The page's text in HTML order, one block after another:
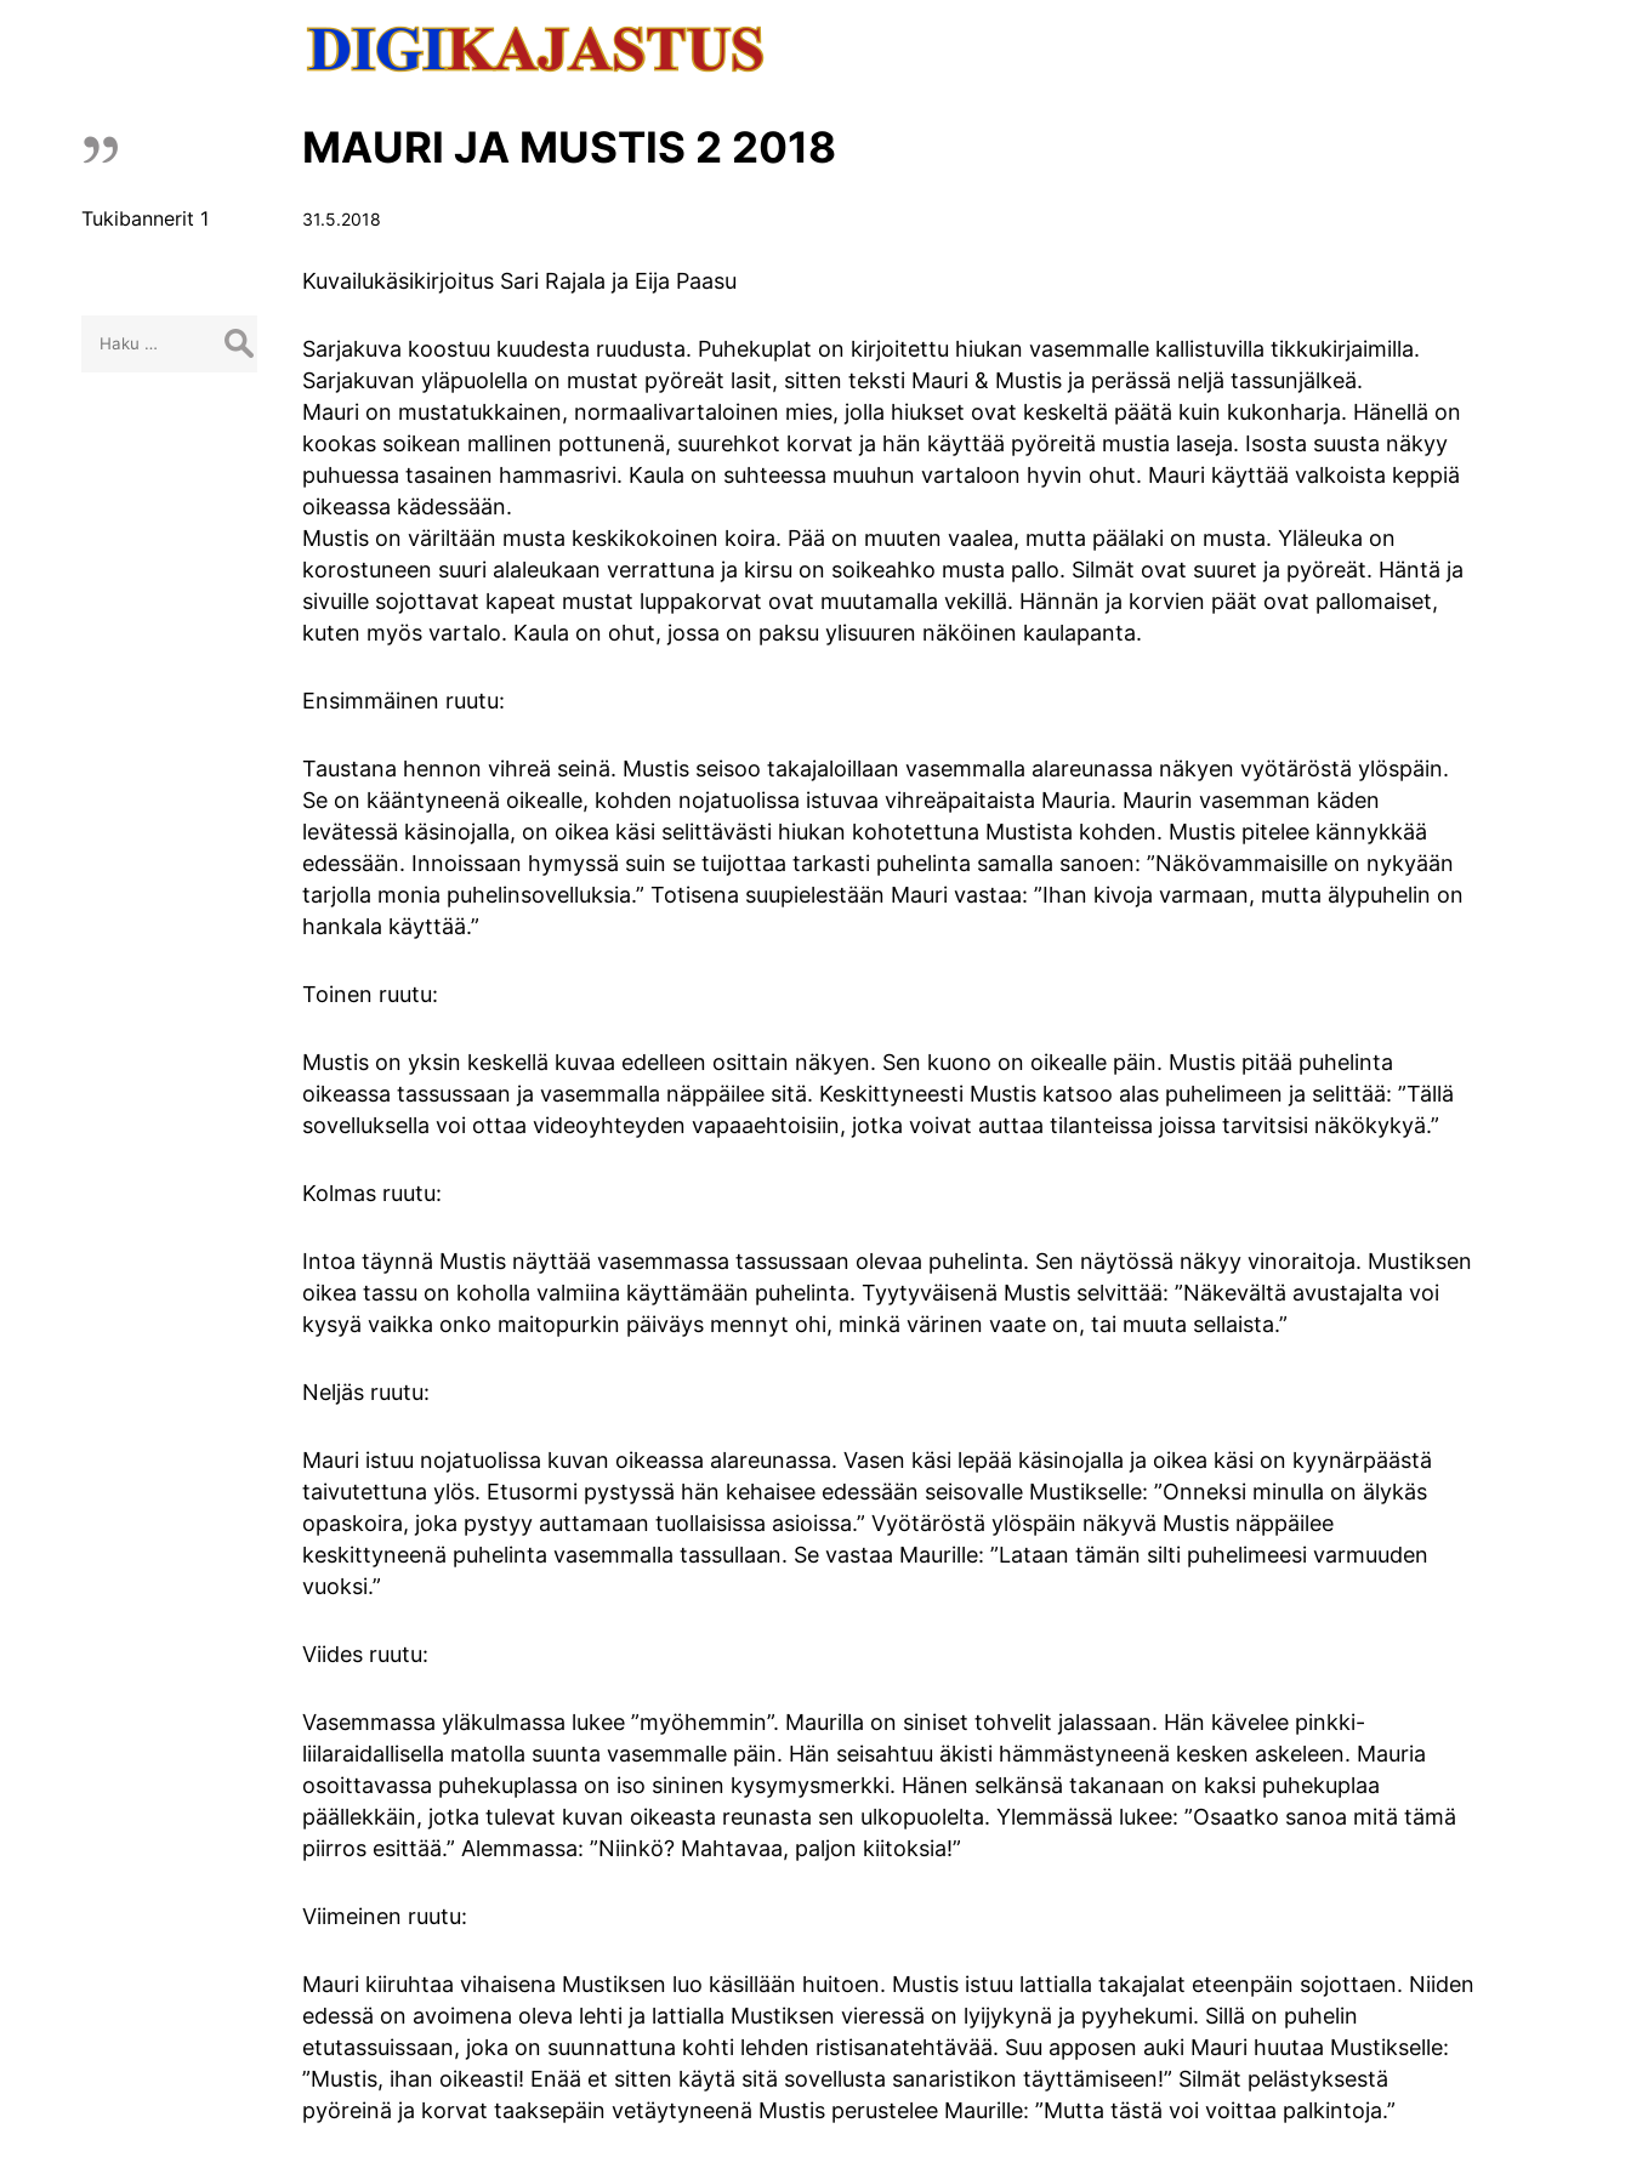
MAURI JA MUSTIS 2 2018
31.5.2018
Kuvailukäsikirjoitus Sari Rajala ja Eija Paasu
Sarjakuva koostuu kuudesta ruudusta. Puhekuplat on kirjoitettu hiukan vasemmalle kallistuvilla tikkukirjaimilla.
Sarjakuvan yläpuolella on mustat pyöreät lasit, sitten teksti Mauri & Mustis ja perässä neljä tassunjälkeä.
Mauri on mustatukkainen, normaalivartaloinen mies, jolla hiukset ovat keskeltä päätä kuin kukonharja. Hänellä on
kookas soikean mallinen pottunenä, suurehkot korvat ja hän käyttää pyöreitä mustia laseja. Isosta suusta näkyy
puhuessa tasainen hammasrivi. Kaula on suhteessa muuhun vartaloon hyvin ohut. Mauri käyttää valkoista keppiä
oikeassa kädessään.
Mustis on väriltään musta keskikokoinen koira. Pää on muuten vaalea, mutta päälaki on musta. Yläleuka on
korostuneen suuri alaleukaan verrattuna ja kirsu on soikeahko musta pallo. Silmät ovat suuret ja pyöreät. Häntä ja
sivuille sojottavat kapeat mustat luppakorvat ovat muutamalla vekillä. Hännän ja korvien päät ovat pallomaiset,
kuten myös vartalo. Kaula on ohut, jossa on paksu ylisuuren näköinen kaulapanta.
Ensimmäinen ruutu:
Taustana hennon vihreä seinä. Mustis seisoo takajaloillaan vasemmalla alareunassa näkyen vyötäröstä ylöspäin.
Se on kääntyneenä oikealle, kohden nojatuolissa istuvaa vihreäpaitaista Mauria. Maurin vasemman käden
levätessä käsinojalla, on oikea käsi selittävästi hiukan kohotettuna Mustista kohden. Mustis pitelee kännykkää
edessään. Innoissaan hymyssä suin se tuijottaa tarkasti puhelinta samalla sanoen: ”Näkövammaisille on nykyään
tarjolla monia puhelinsovelluksia.” Totisena suupielestään Mauri vastaa: ”Ihan kivoja varmaan, mutta älypuhelin on
hankala käyttää.”
Toinen ruutu:
Mustis on yksin keskellä kuvaa edelleen osittain näkyen. Sen kuono on oikealle päin. Mustis pitää puhelinta
oikeassa tassussaan ja vasemmalla näppäilee sitä. Keskittyneesti Mustis katsoo alas puhelimeen ja selittää: ”Tällä
sovelluksella voi ottaa videoyhteyden vapaaehtoisiin, jotka voivat auttaa tilanteissa joissa tarvitsisi näkökykyä.”
Kolmas ruutu:
Intoa täynnä Mustis näyttää vasemmassa tassussaan olevaa puhelinta. Sen näytössä näkyy vinoraitoja. Mustiksen
oikea tassu on koholla valmiina käyttämään puhelinta. Tyytyväisenä Mustis selvittää: ”Näkevältä avustajalta voi
kysyä vaikka onko maitopurkin päiväys mennyt ohi, minkä värinen vaate on, tai muuta sellaista.”
Neljäs ruutu:
Mauri istuu nojatuolissa kuvan oikeassa alareunassa. Vasen käsi lepää käsinojalla ja oikea käsi on kyynärpäästä
taivutettuna ylös. Etusormi pystyssä hän kehaisee edessään seisovalle Mustikselle: ”Onneksi minulla on älykäs
opaskoira, joka pystyy auttamaan tuollaisissa asioissa.” Vyötäröstä ylöspäin näkyvä Mustis näppäilee
keskittyneenä puhelinta vasemmalla tassullaan. Se vastaa Maurille: ”Lataan tämän silti puhelimeesi varmuuden
vuoksi.”
Viides ruutu:
Vasemmassa yläkulmassa lukee ”myöhemmin”. Maurilla on siniset tohvelit jalassaan. Hän kävelee pinkki-
liilaraidallisella matolla suunta vasemmalle päin. Hän seisahtuu äkisti hämmästyneenä kesken askeleen. Mauria
osoittavassa puhekuplassa on iso sininen kysymysmerkki. Hänen selkänsä takanaan on kaksi puhekuplaa
päällekkäin, jotka tulevat kuvan oikeasta reunasta sen ulkopuolelta. Ylemmässä lukee: ”Osaatko sanoa mitä tämä
piirros esittää.” Alemmassa: ”Niinkö? Mahtavaa, paljon kiitoksia!”
Viimeinen ruutu:
Mauri kiiruhtaa vihaisena Mustiksen luo käsillään huitoen. Mustis istuu lattialla takajalat eteenpäin sojottaen. Niiden
edessä on avoimena oleva lehti ja lattialla Mustiksen vieressä on lyijykynä ja pyyhekumi. Sillä on puhelin
etutassuissaan, joka on suunnattuna kohti lehden ristisanatehtävää. Suu apposen auki Mauri huutaa Mustikselle:
”Mustis, ihan oikeasti! Enää et sitten käytä sitä sovellusta sanaristikon täyttämiseen!” Silmät pelästyksestä
pyöreinä ja korvat taaksepäin vetäytyneenä Mustis perustelee Maurille: ”Mutta tästä voi voittaa palkintoja.”
Tukibannerit 1